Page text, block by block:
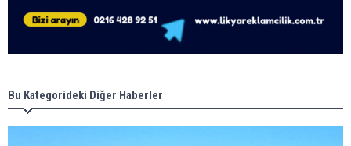
Bu Kategorideki Diğer Haberler